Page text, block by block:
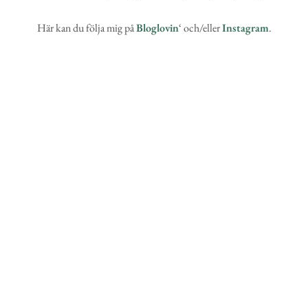
Här kan du följa mig påBloglovin‘ och/ellerInstagram.